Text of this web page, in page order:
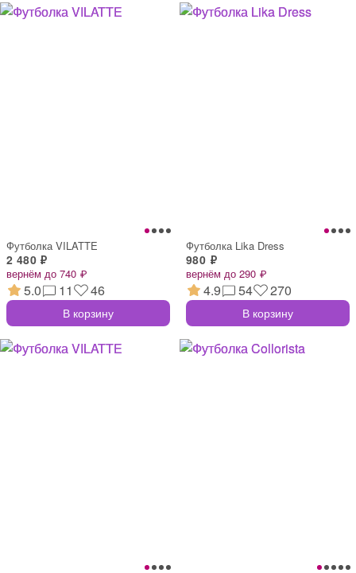
Футболка VILATTE
2 480 ₽
вернём до 740 ₽
5.0 11 46
В корзину
Футболка Lika Dress
980 ₽
вернём до 290 ₽
4.9 54 270
В корзину